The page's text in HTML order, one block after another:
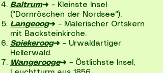
Baltrum➜ – Kleinste Insel
("Dornröschen der Nordsee").
Langeoog➜ – Malerischer Ortskern
mit Backsteinkirche.
Spiekeroog➜ – Urwaldartiger
Hellerwald.
Wangerooge➜ – Östlichste Insel,